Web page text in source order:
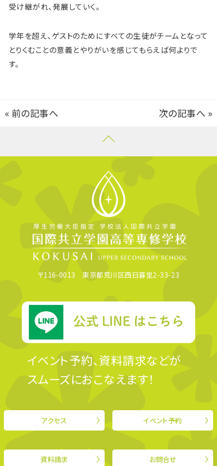
受け継がれ、発展していく。
学年を超え、ゲストのためにすべての生徒がチームとなって
とりくむことの意義とやりがいを感じてもらえば何よりで
す。
« 前の記事へ 次の記事へ »
〒116-0013 東京都荒川区西日暮里2-33-23
イベント予約、資料請求などが
スムーズにおこなえます！
アクセス イベント予約
資料請求 お問合せ